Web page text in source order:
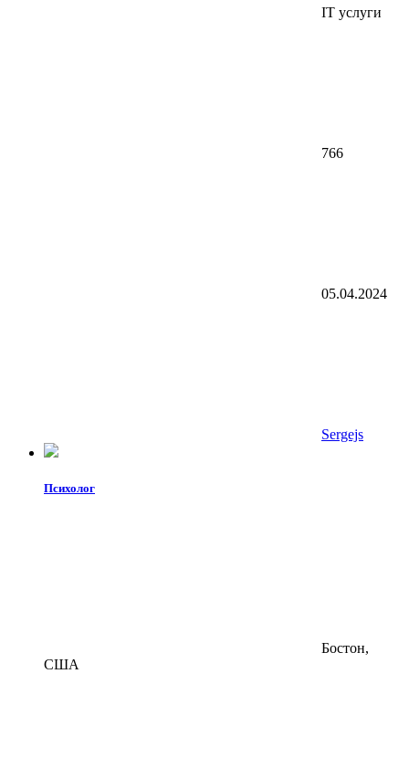
IT услуги
766
05.04.2024
Sergejs
Психолог
Бостон,
США